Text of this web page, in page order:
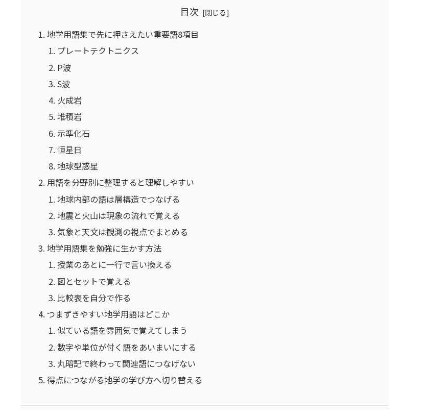
目次
地学用語集で先に押さえたい重要語8項目
プレートテクトニクス
P波
S波
火成岩
堆積岩
示準化石
恒星日
地球型惑星
用語を分野別に整理すると理解しやすい
地球内部の語は層構造でつなげる
地震と火山は現象の流れで覚える
気象と天文は観測の視点でまとめる
地学用語集を勉強に生かす方法
授業のあとに一行で言い換える
図とセットで覚える
比較表を自分で作る
つまずきやすい地学用語はどこか
似ている語を雰囲気で覚えてしまう
数字や単位が付く語をあいまいにする
丸暗記で終わって関連語につなげない
得点につながる地学の学び方へ切り替える